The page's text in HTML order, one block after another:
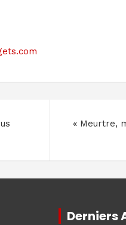
« Meurtre,
Derniers